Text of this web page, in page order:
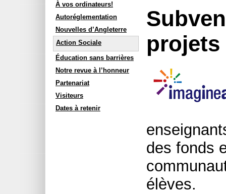
À vos ordinateurs!
Autoréglementation
Nouvelles d’Angleterre
Action Sociale
Éducation sans barrières
Notre revue à l’honneur
Partenariat
Visiteurs
Dates à retenir
projets
des fonds
élèves.